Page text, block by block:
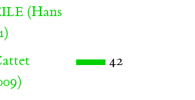
(Hans
42